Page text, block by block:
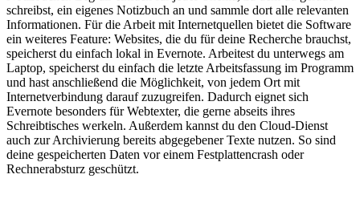
schreibst, ein eigenes Notizbuch an und sammle dort alle relevanten
Informationen. Für die Arbeit mit Internetquellen bietet die Software
ein weiteres Feature: Websites, die du für deine Recherche brauchst,
speicherst du einfach lokal in Evernote. Arbeitest du unterwegs am
Laptop, speicherst du einfach die letzte Arbeitsfassung im Programm
und hast anschließend die Möglichkeit, von jedem Ort mit
Internetverbindung darauf zuzugreifen. Dadurch eignet sich
Evernote besonders für Webtexter, die gerne abseits ihres
Schreibtisches werkeln. Außerdem kannst du den Cloud-Dienst
auch zur Archivierung bereits abgegebener Texte nutzen. So sind
deine gespeicherten Daten vor einem Festplattencrash oder
Rechnerabsturz geschützt.